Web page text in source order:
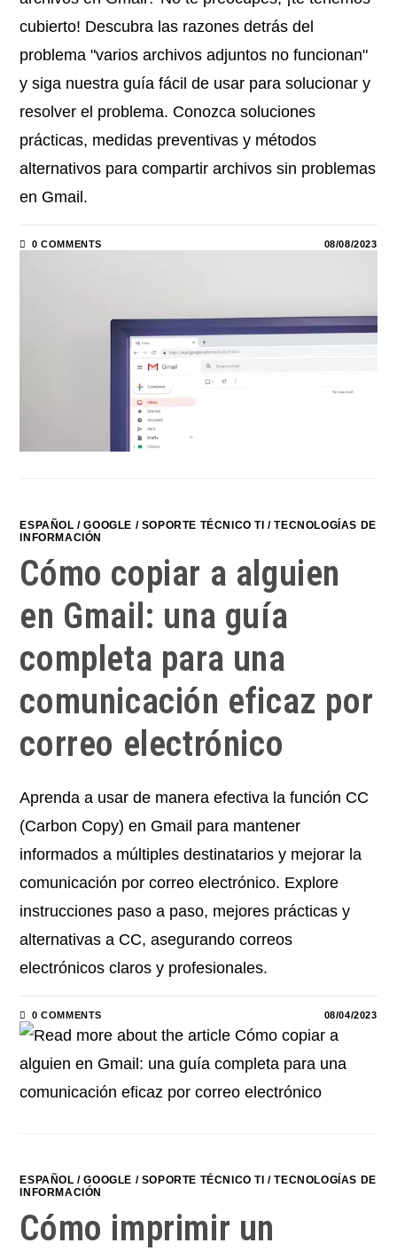
cubierto! Descubra las razones detrás del
problema "varios archivos adjuntos no funcionan"
y siga nuestra guía fácil de usar para solucionar y
resolver el problema. Conozca soluciones
prácticas, medidas preventivas y métodos
alternativos para compartir archivos sin problemas
en Gmail.
0 COMMENTS 08/08/2023
ESPAÑOL /GOOGLE / SOPORTE TÉCNICO TI /TECNOLOGÍAS DE
INFORMACIÓN
Cómo copiar a alguien
en Gmail: una guía
completa para una
comunicación eficaz por
correo electrónico
Aprenda a usar de manera efectiva la función CC
(Carbon Copy) en Gmail para mantener
informados a múltiples destinatarios y mejorar la
comunicación por correo electrónico. Explore
instrucciones paso a paso, mejores prácticas y
alternativas a CC, asegurando correos
electrónicos claros y profesionales.
0 COMMENTS 08/04/2023
ESPAÑOL /GOOGLE / SOPORTE TÉCNICO TI /TECNOLOGÍAS DE
INFORMACIÓN
Cómo imprimir un